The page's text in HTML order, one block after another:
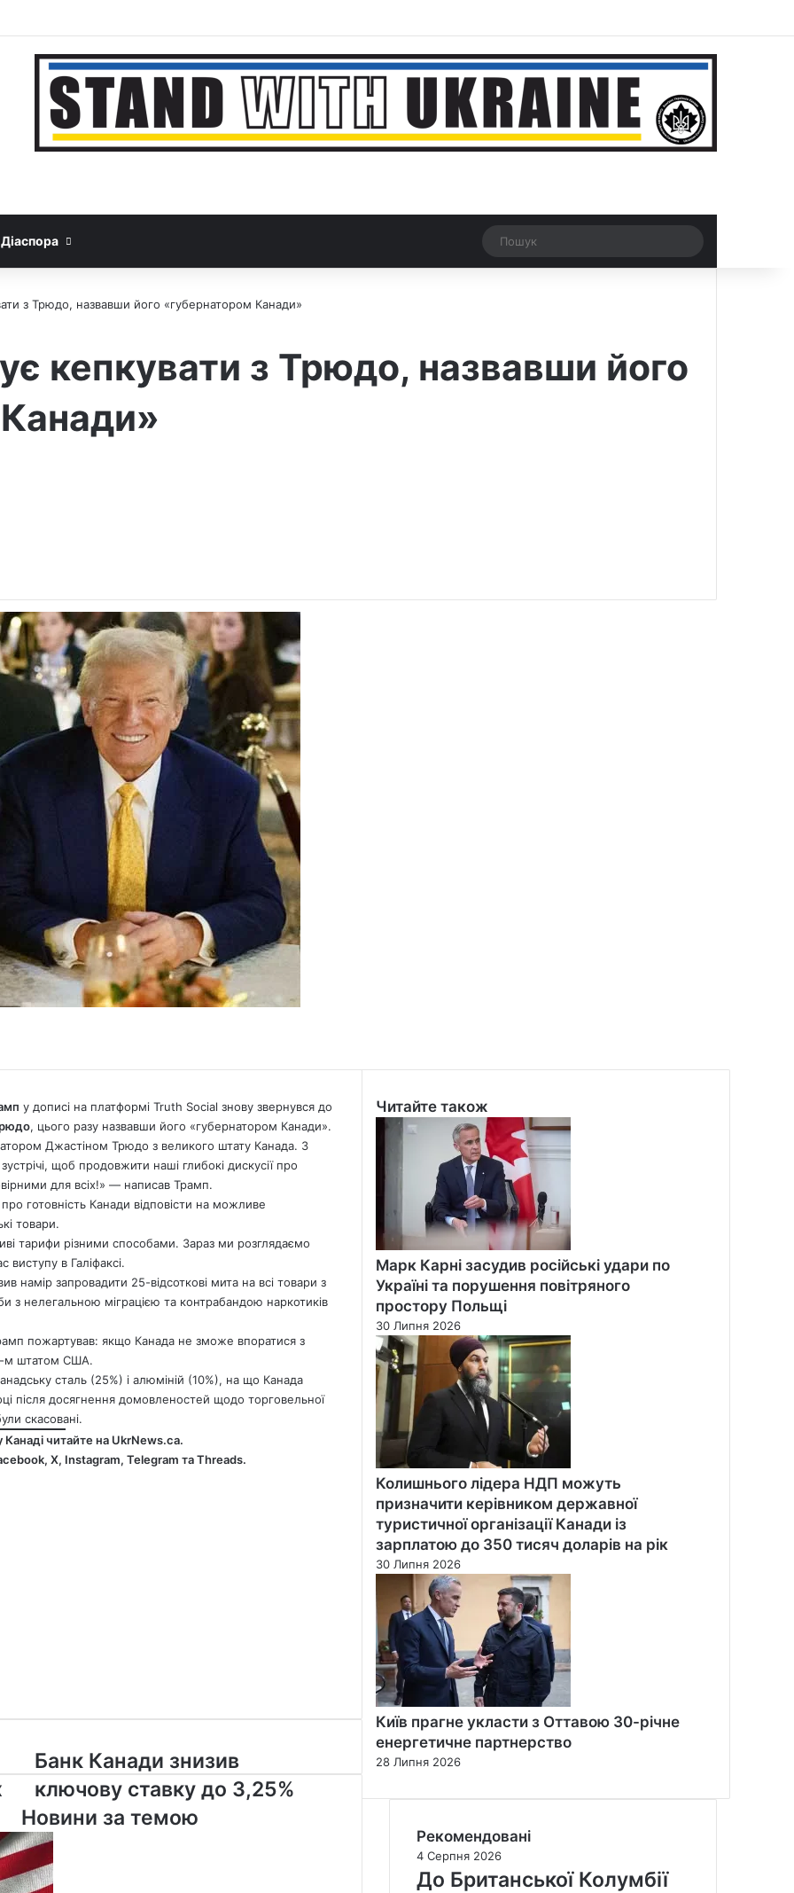
Google News
Threads
Діаспора Рандомна новина
Switch skin
з Трюдо, назвавши його «губернатором Канади»
кепкувати з Трюдо, назвавши його
у дописі на платформі Truth Social знову звернувся до
, цього разу назвавши його «губернатором Канади».
Джастіном Трюдо з великого штату Канада. З
щоб продовжити наші глибокі дискусії про
для всіх!» — написав Трамп.
готовність Канади відповісти на можливе
товари.
тарифи різними способами. Зараз ми розглядаємо
в Галіфаксі.
намір запровадити 25-відсоткові мита на всі товари з
з нелегальною міграцією та контрабандою наркотиків
пожартував: якщо Канада не зможе впоратися з
м штатом США.
сталь (25%) і алюміній (10%), на що Канада
після досягнення домовленостей щодо торговельної
скасовані.
Канаді читайте на UkrNews.ca.
, Х, Instagram, Telegram таThreads.
Банк
Канади
знизив
ключову
ставку
до
3,25%
Банк Канади знизив
ключову ставку до 3,25%
Новини за темою
Читайте також
Close
Марк Карні засудив російські удари по
Україні та порушення повітряного
простору Польщі
30 Липня 2026
Колишнього лідера НДП можуть
призначити керівником державної
туристичної організації Канади із
зарплатою до 350 тисяч доларів на рік
30 Липня 2026
Київ прагне укласти з Оттавою 30-річне
енергетичне партнерство
28 Липня 2026
Рекомендовані
4 Серпня 2026
До Британської Колумбії